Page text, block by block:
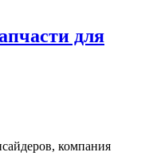
для
компания